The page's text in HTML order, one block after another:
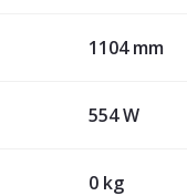
1104 mm
554 W
0 kg